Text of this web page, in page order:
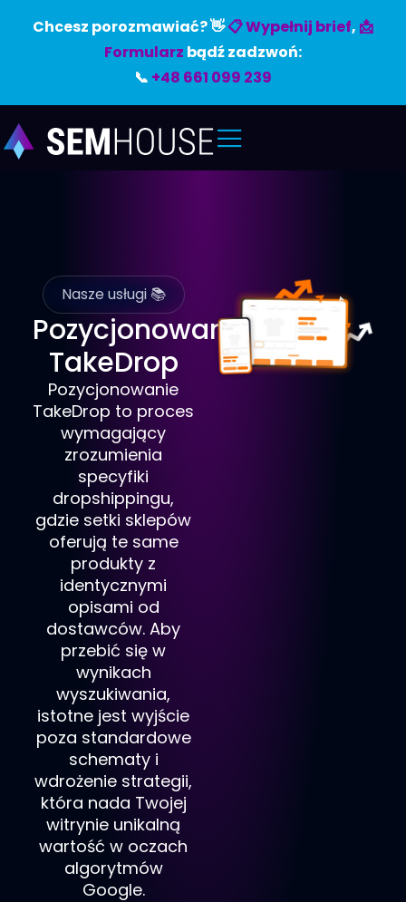
Chcesz porozmawiać? 👋📋 Wypełnij brief, 📩
Formularz bądź zadzwoń:
📞 +48 661 099 239
Nasze usługi 📚
Pozycjonowanie
TakeDrop
Pozycjonowanie
TakeDrop to proces
wymagający
zrozumienia
specyfiki
dropshippingu,
gdzie setki sklepów
oferują te same
produkty z
identycznymi
opisami od
dostawców. Aby
przebić się w
wynikach
wyszukiwania,
istotne jest wyjście
poza standardowe
schematy i
wdrożenie strategii,
która nada Twojej
witrynie unikalną
wartość w oczach
algorytmów
Google.